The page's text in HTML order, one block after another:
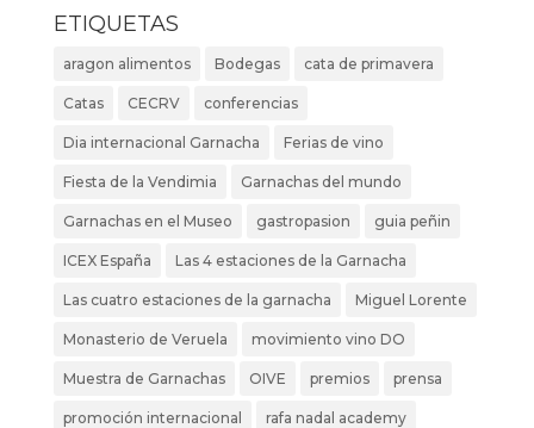
ETIQUETAS
aragon alimentos Bodegas cata de primavera
Catas CECRV conferencias
Dia internacional Garnacha Ferias de vino
Fiesta de la Vendimia Garnachas del mundo
Garnachas en el Museo gastropasion guia peñin
ICEX España Las 4 estaciones de la Garnacha
Las cuatro estaciones de la garnacha Miguel Lorente
Monasterio de Veruela movimiento vino DO
Muestra de Garnachas OIVE premios prensa
promoción internacional rafa nadal academy